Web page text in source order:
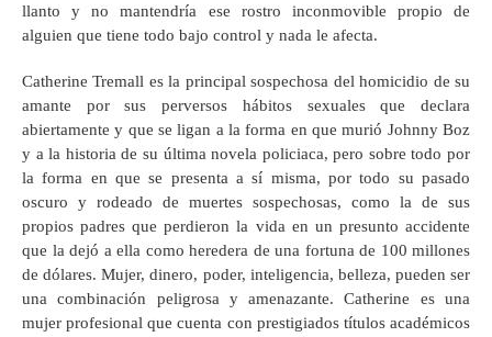
llanto y no mantendría ese rostro inconmovible propio de
alguien que tiene todo bajo control y nada le afecta.
Catherine Tremall es la principal sospechosa del homicidio de su
amante por sus perversos hábitos sexuales que declara
abiertamente y que se ligan a la forma en que murió Johnny Boz
y a la historia de su última novela policiaca, pero sobre todo por
la forma en que se presenta a sí misma, por todo su pasado
oscuro y rodeado de muertes sospechosas, como la de sus
propios padres que perdieron la vida en un presunto accidente
que la dejó a ella como heredera de una fortuna de 100 millones
de dólares. Mujer, dinero, poder, inteligencia, belleza, pueden ser
una combinación peligrosa y amenazante. Catherine es una
mujer profesional que cuenta con prestigiados títulos académicos